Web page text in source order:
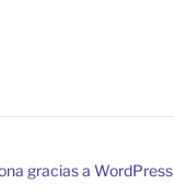
gracias a WordPress